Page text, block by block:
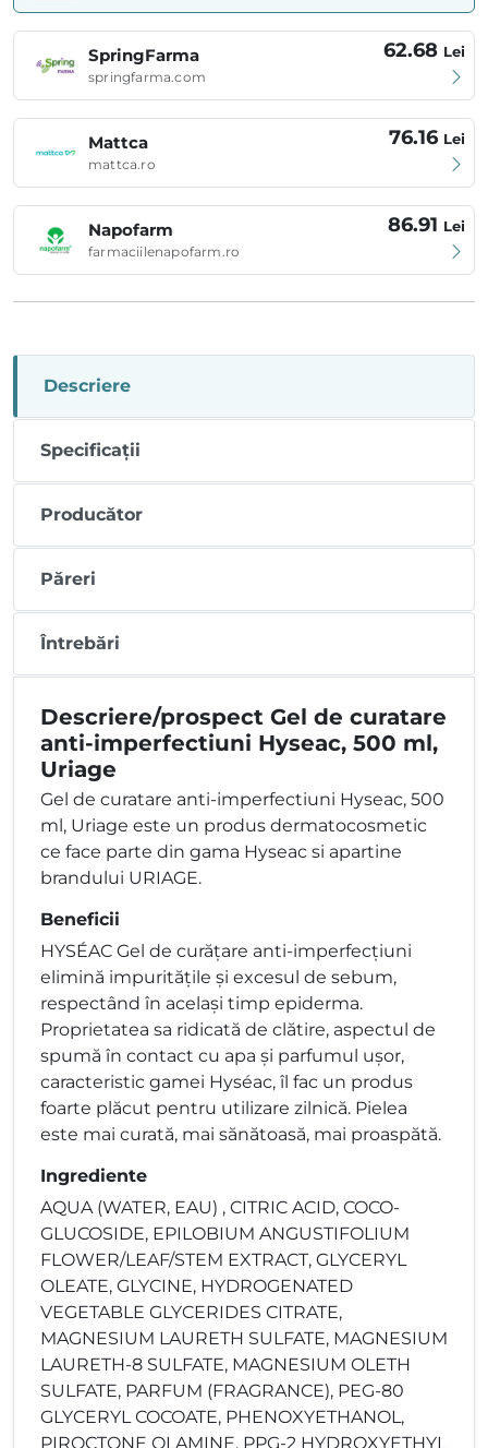
SpringFarma
springfarma.com
62.68 Lei
Mattca
mattca.ro
76.16 Lei
Napofarm
farmaciilenapofarm.ro
86.91 Lei
Descriere
Specificații
Producător
Păreri
Întrebări
Descriere/prospect Gel de curatare
anti-imperfectiuni Hyseac, 500 ml,
Uriage
Gel de curatare anti-imperfectiuni Hyseac, 500
ml, Uriage este un produs dermatocosmetic
ce face parte din gama Hyseac si apartine
brandului URIAGE.
Beneficii
HYSÉAC Gel de curățare anti-imperfecțiuni
elimină impuritățile și excesul de sebum,
respectând în același timp epiderma.
Proprietatea sa ridicată de clătire, aspectul de
spumă în contact cu apa și parfumul ușor,
caracteristic gamei Hyséac, îl fac un produs
foarte plăcut pentru utilizare zilnică. Pielea
este mai curată, mai sănătoasă, mai proaspătă.
Ingrediente
AQUA (WATER, EAU) , CITRIC ACID, COCO-
GLUCOSIDE, EPILOBIUM ANGUSTIFOLIUM
FLOWER/LEAF/STEM EXTRACT, GLYCERYL
OLEATE, GLYCINE, HYDROGENATED
VEGETABLE GLYCERIDES CITRATE,
MAGNESIUM LAURETH SULFATE, MAGNESIUM
LAURETH-8 SULFATE, MAGNESIUM OLETH
SULFATE, PARFUM (FRAGRANCE), PEG-80
GLYCERYL COCOATE, PHENOXYETHANOL,
PIROCTONE OLAMINE, PPG-2 HYDROXYETHYL